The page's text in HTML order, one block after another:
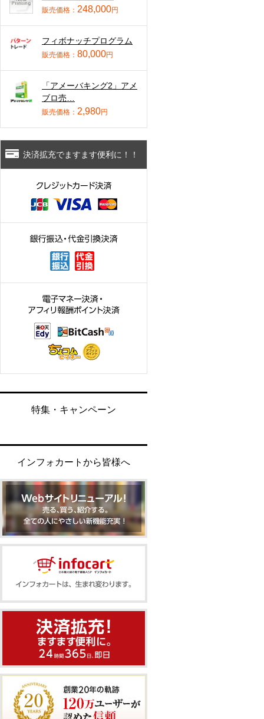
販売価格： 248,000円
フィボナッチプログラム
販売価格： 80,000円
「アメーバキング2」アメ
ブロ売…
販売価格： 2,980円
決済拡充でますます便利に！！
特集・キャンペーン
インフォカートから皆様へ